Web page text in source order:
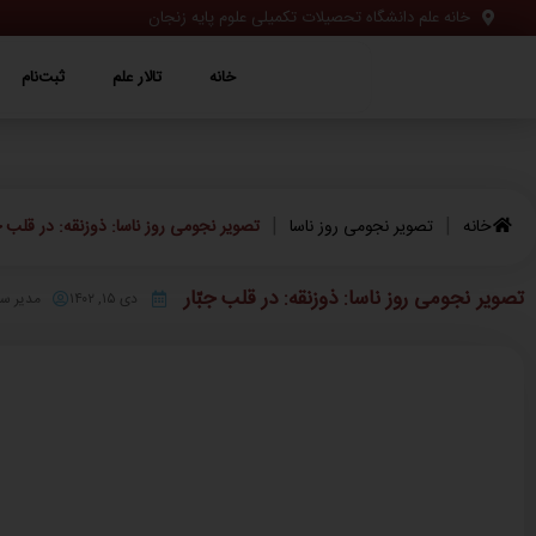
خانه علم دانشگاه تحصیلات تکمیلی علوم پایه زنجان
خانه تالار علم ثبت‌نام
خانه تالار علم ثبت‌نام ویژه‌ها
خانه تصویر نجومی روز ناسا تصویر نجومی روز ناسا: ذوزنقه: در قلب
تصویر نجومی روز ناسا: ذوزنقه: در قلب جبّار دی ۱۵, ۱۴۰۲ مدیر